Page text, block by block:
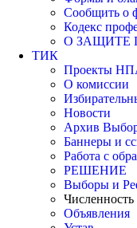
Сообщить о
Кодекс
О ЗАЩИТЕ
ТИК
Проекты
О комиссии
Новости
Архив
Баннеры и
Работа с
РЕШЕНИЕ
Выборы и
Численность
Объявления